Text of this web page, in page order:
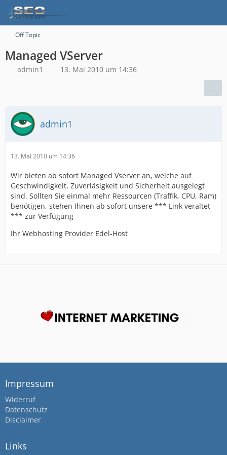
Off Topic
Managed VServer
admin1 13. Mai 2010 um 14:36
admin1
13. Mai 2010 um 14:36
Wir bieten ab sofort Managed Vserver an, welche auf
Geschwindigkeit, Zuverläsigkeit und Sicherheit ausgelegt
sind. Sollten Sie einmal mehr Ressourcen (Traffik, CPU, Ram)
benötigen, stehen Ihnen ab sofort unsere *** Link veraltet
*** zur Verfügung
Ihr Webhosting Provider Edel-Host
Impressum
Widerruf
Datenschutz
Disclaimer
Links